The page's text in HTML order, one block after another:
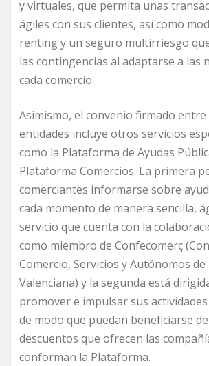
y virtuales, que permita unas
ágiles con sus clientes, así como
renting y un seguro multirriesgo
las contingencias al adaptarse a las
cada comercio.
Asimismo, el convenio firmado entre
entidades incluye otros servicios
como la Plataforma de Ayudas
Plataforma Comercios. La primera
comerciantes informarse sobre
cada momento de manera sencilla,
servicio que cuenta con la
como miembro de Confecomerç
Comercio, Servicios y Autónomos
Valenciana) y la segunda está
promover e impulsar sus
de modo que puedan beneficiarse
descuentos que ofrecen las
conforman la Plataforma.